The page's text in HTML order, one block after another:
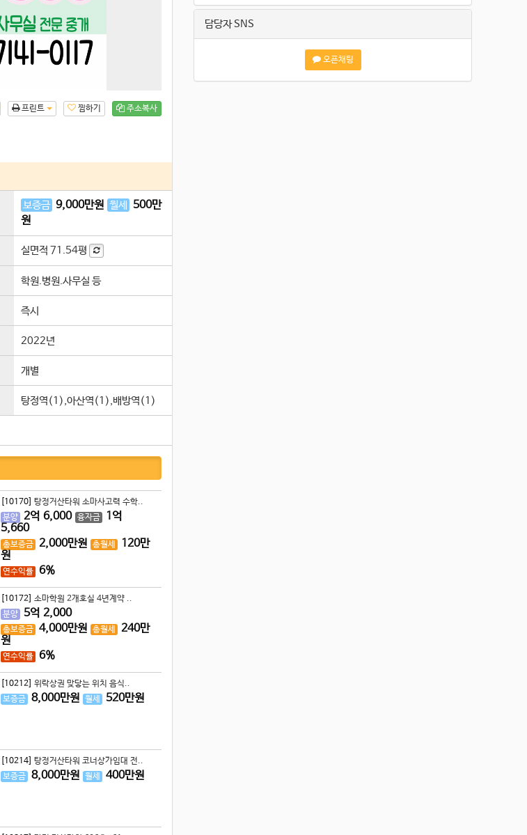
주소복사
찜하기
프린트
보증금 9,000만원 월세 500만
원
실면적71.54평
학원.병원.사무실 등
즉시
2022년
개별
탕정역(1),아산역(1),배방역(1)
[10170] 탕정거산타워 소마사고력 수학..
분양
2억 6,000 융자금 1억
5,660
총보증금 2,000만원 총월세 120만
원
연수익률 6%
[10172] 소마학원 2개호실 4년계약 ..
분양
5억 2,000
총보증금 4,000만원 총월세 240만
원
연수익률 6%
[10212] 위락상권 맞닿는 위치 음식..
보증금
8,000만원 월세 520만원
[10214] 탕정거산타워 코너상가임대 전..
보증금
8,000만원 월세 400만원
담당자 SNS
오픈채팅